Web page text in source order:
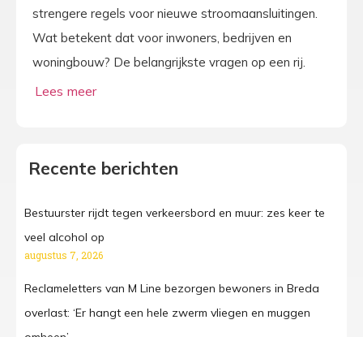
strengere regels voor nieuwe stroomaansluitingen.
Wat betekent dat voor inwoners, bedrijven en
woningbouw? De belangrijkste vragen op een rij.
Recente berichten
Bestuurster rijdt tegen verkeersbord en muur: zes keer te
veel alcohol op
augustus 7, 2026
Reclameletters van M Line bezorgen bewoners in Breda
overlast: ‘Er hangt een hele zwerm vliegen en muggen